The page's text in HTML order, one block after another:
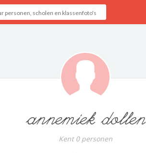
annemiek dollen
Kent 0 personen